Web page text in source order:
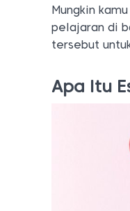
Mungkin
pelajaran di
tersebut
Apa Itu